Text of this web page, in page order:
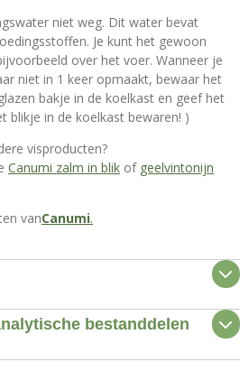
niet weg. Dit water bevat
Je kunt het gewoon
over het voer. Wanneer je
niet in 1 keer opmaakt, bewaar het
bakje in de koelkast en geef het
blikje in de koelkast bewaren! )
visproducten?
Canumi zalm in blik of geelvintonijn
vanCanumi.
bestanddelen